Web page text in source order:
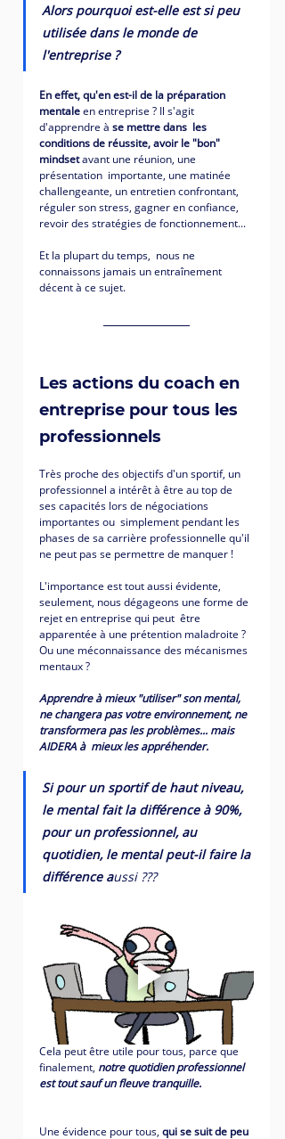
Alors pourquoi est-elle est si peu
utilisée dans le monde de
l'entreprise ?
En effet, qu'en est-il de la préparation
mentale en entreprise ? Il s'agit
d'apprendre à se mettre dans  les
conditions de réussite, avoir le "bon"
mindset avant une réunion, une
présentation  importante, une matinée
challengeante, un entretien confrontant,
réguler son stress, gagner en confiance,
revoir des stratégies de fonctionnement...
Et la plupart du temps,  nous ne
connaissons jamais un entraînement
décent à ce sujet.
Les actions du coach en
entreprise pour tous les
professionnels
Très proche des objectifs d'un sportif, un
professionnel a intérêt à être au top de
ses capacités lors de négociations
importantes ou  simplement pendant les
phases de sa carrière professionnelle qu'il
ne peut pas se permettre de manquer !
L'importance est tout aussi évidente,
seulement, nous dégageons une forme de
rejet en entreprise qui peut  être
apparentée à une prétention maladroite ?
Ou une méconnaissance des mécanismes
mentaux ?
Apprendre à mieux "utiliser" son mental,
ne changera pas votre environnement, ne
transformera pas les problèmes... mais
AIDERA à  mieux les appréhender.
Si pour un sportif de haut niveau,
le mental fait la différence à 90%,
pour un professionnel, au
quotidien, le mental peut-il faire la
différence aussi ???
Cela peut être utile pour tous, parce que
finalement, notre quotidien professionnel
est tout sauf un fleuve tranquille.
Une évidence pour tous, qui se suit de peu